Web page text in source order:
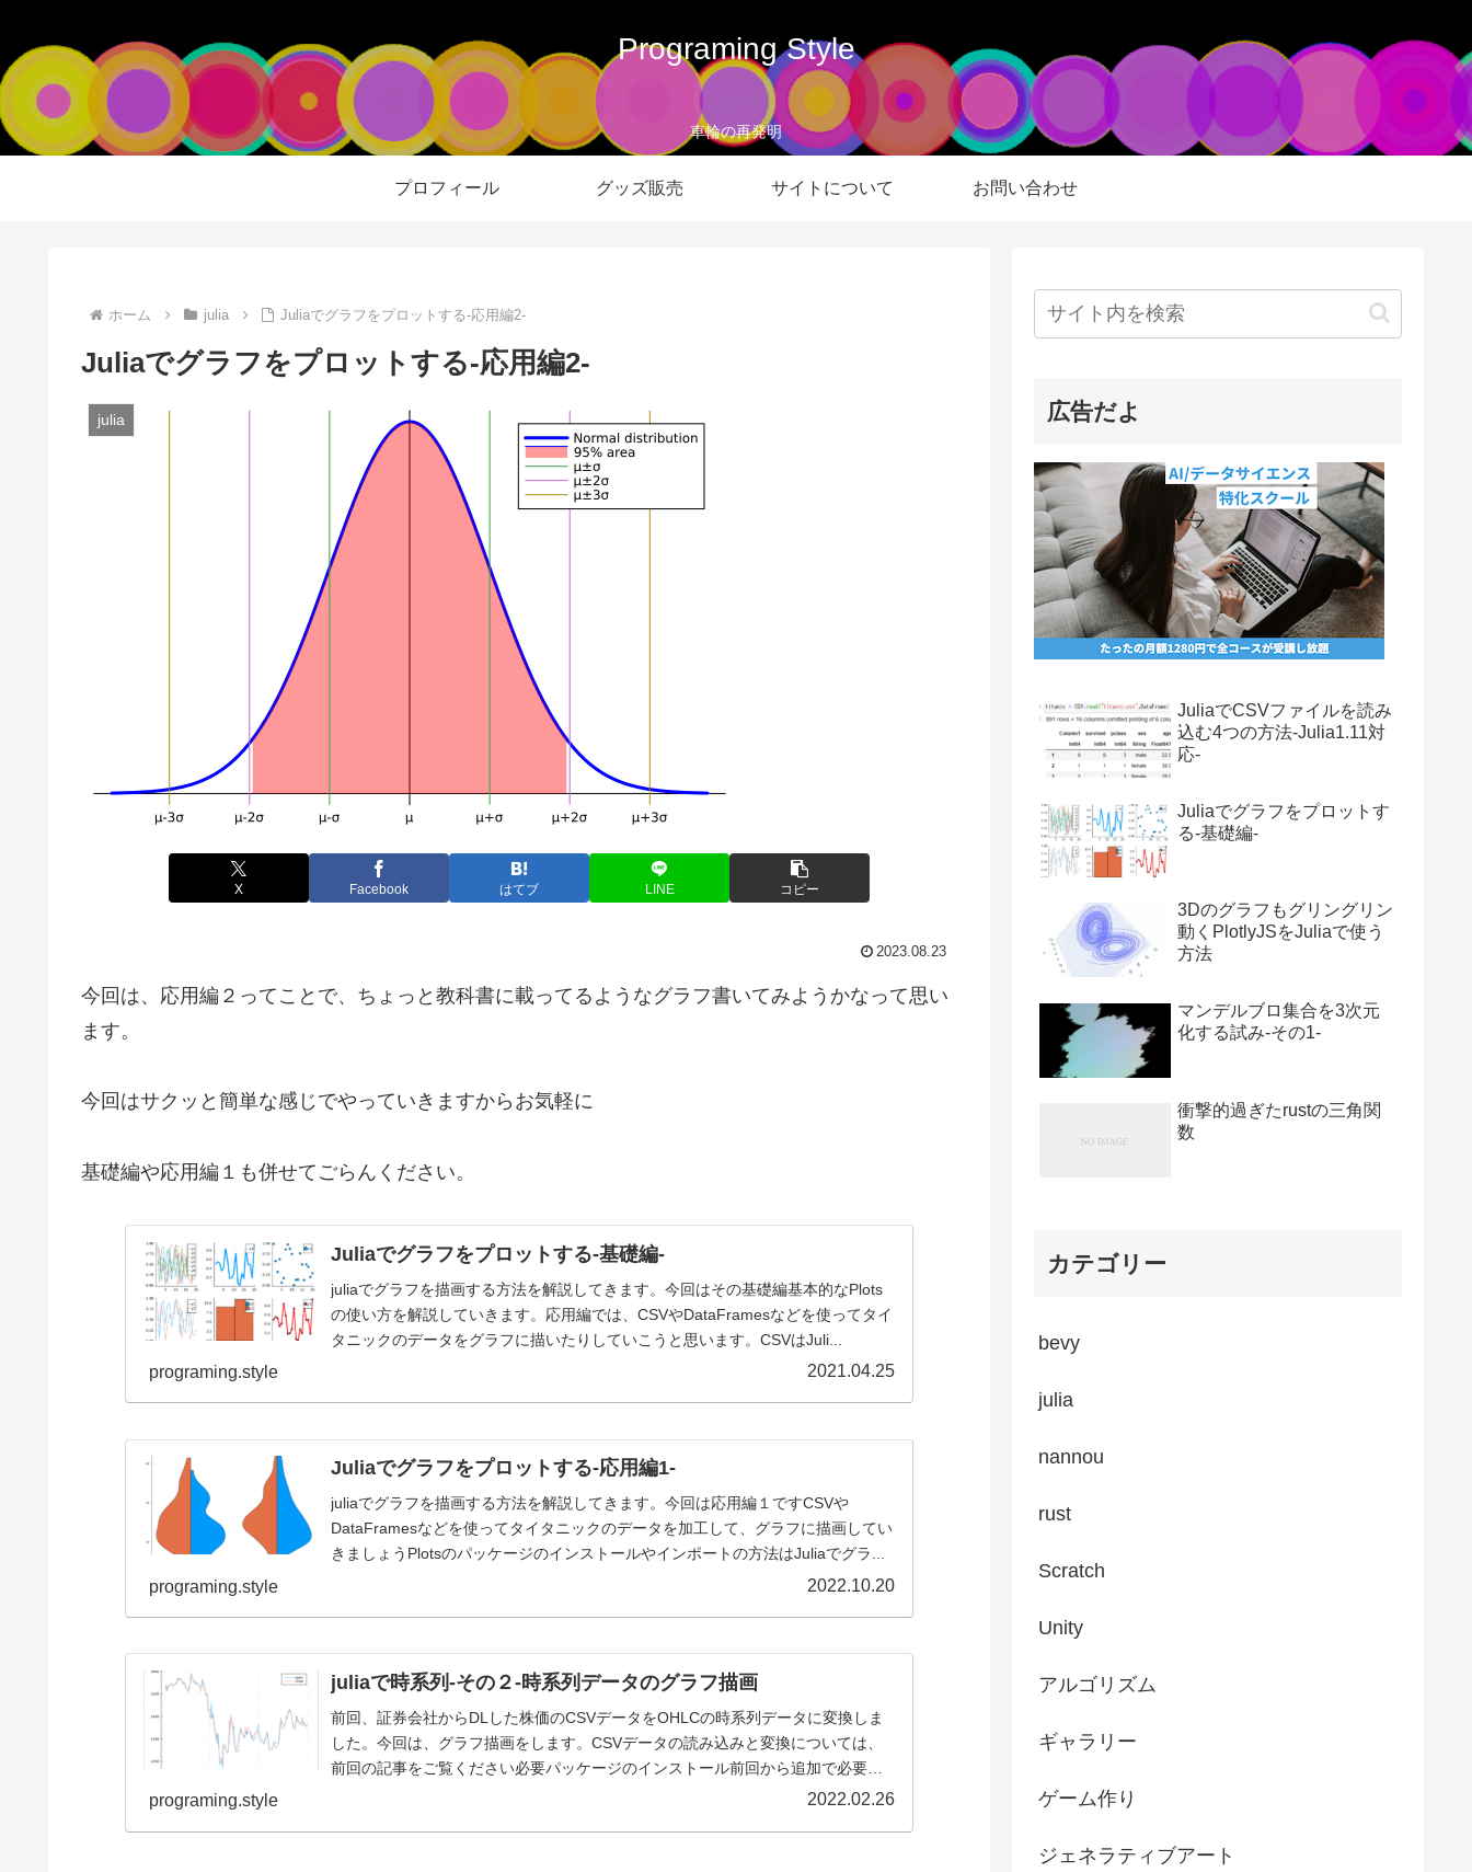
Programing Style
車輪の再発明
プロフィール グッズ販売 サイトについて お問い合わせ
ホーム julia Juliaでグラフをプロットする‐応用編2‐
Juliaでグラフをプロットする‐応用編2‐
julia
X Facebook はてブ LINE コピー
2023.08.23
今回は、応用編２ってことで、ちょっと教科書に載ってるようなグラフ書いてみようかなって思い
ます。
今回はサクッと簡単な感じでやっていきますからお気軽に
基礎編や応用編１も併せてごらんください。
Juliaでグラフをプロットする-基礎編-
juliaでグラフを描画する方法を解説してきます。今回はその基礎編基本的なPlots
の使い方を解説していきます。応用編では、CSVやDataFramesなどを使ってタイ
タニックのデータをグラフに描いたりしていこうと思います。CSVはJuli...
programing.style 2021.04.25
Juliaでグラフをプロットする-応用編1-
juliaでグラフを描画する方法を解説してきます。今回は応用編１ですCSVや
DataFramesなどを使ってタイタニックのデータを加工して、グラフに描画してい
きましょうPlotsのパッケージのインストールやインポートの方法はJuliaでグラ...
programing.style 2022.10.20
juliaで時系列-その２-時系列データのグラフ描画
前回、証券会社からDLした株価のCSVデータをOHLCの時系列データに変換しま
した。今回は、グラフ描画をします。CSVデータの読み込みと変換については、
前回の記事をご覧ください必要パッケージのインストール前回から追加で必要な
programing.style 2022.02.26
広告だよ
JuliaでCSVファイルを読み
込む4つの方法-Julia1.11対
応-
Juliaでグラフをプロットす
る-基礎編-
3Dのグラフもグリングリン
動くPlotlyJSをJuliaで使う
方法
マンデルブロ集合を3次元
化する試み-その1-
衝撃的過ぎたrustの三角関
数
カテゴリー
bevy
julia
nannou
rust
Scratch
Unity
アルゴリズム
ギャラリー
ゲーム作り
ジェネラティブアート